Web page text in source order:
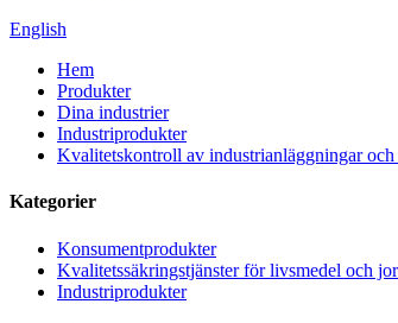
English
Hem
Produkter
Dina industrier
Industriprodukter
Kvalitetskontroll av industrianläggningar och
Kategorier
Konsumentprodukter
Kvalitetssäkringstjänster för livsmedel och
Industriprodukter